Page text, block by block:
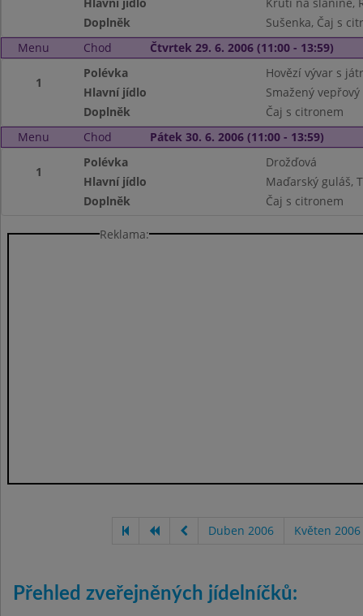
Doplněk
Sušenka, Čaj s
Menu
Chod Čtvrtek 29. 6. 2006 (11:00 - 13:59)
1
Polévka
Hovězí vývar s
Hlavní jídlo
Smažený
Doplněk
Čaj s citronem
Menu
Chod Pátek 30. 6. 2006 (11:00 - 13:59)
1
Polévka
Drožďová
Hlavní jídlo
Maďarský guláš,
Doplněk
Čaj s citronem
Reklama:
Duben 2006 Květen 2006
Přehled zveřejněných jídelníčků: